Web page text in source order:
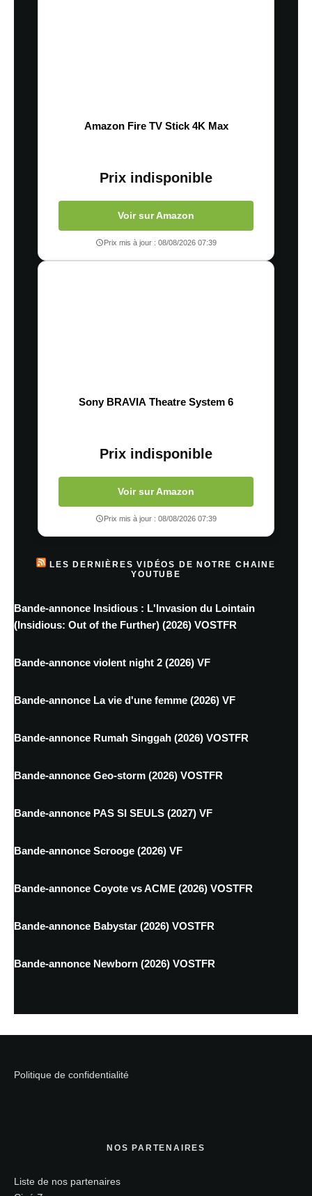
Amazon Fire TV Stick 4K Max
Prix indisponible
Voir sur Amazon
Prix mis à jour : 08/08/2026 07:39
Sony BRAVIA Theatre System 6
Prix indisponible
Voir sur Amazon
Prix mis à jour : 08/08/2026 07:39
LES DERNIÈRES VIDÉOS DE NOTRE CHAINE
YOUTUBE
Bande-annonce Insidious : L'Invasion du Lointain
(Insidious: Out of the Further) (2026) VOSTFR
Bande-annonce violent night 2 (2026) VF
Bande-annonce La vie d'une femme (2026) VF
Bande-annonce Rumah Singgah (2026) VOSTFR
Bande-annonce Geo-storm (2026) VOSTFR
Bande-annonce PAS SI SEULS (2027) VF
Bande-annonce Scrooge (2026) VF
Bande-annonce Coyote vs ACME (2026) VOSTFR
Bande-annonce Babystar (2026) VOSTFR
Bande-annonce Newborn (2026) VOSTFR
Politique de confidentialité
NOS PARTENAIRES
Liste de nos partenaires